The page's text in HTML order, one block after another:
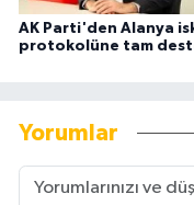
AK Parti'den Alanya
protokolüne tam
Yorumlar